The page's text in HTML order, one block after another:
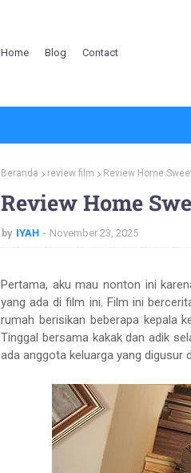
Home Blog Contact
Beranda review film Review Home
Review Home
by IYAH November 23, 2025
Pertama, aku mau nonton ini
yang ada di film ini. Film ini
rumah berisikan beberapa kepala
Tinggal bersama kakak dan adik
ada anggota keluarga yang digusur